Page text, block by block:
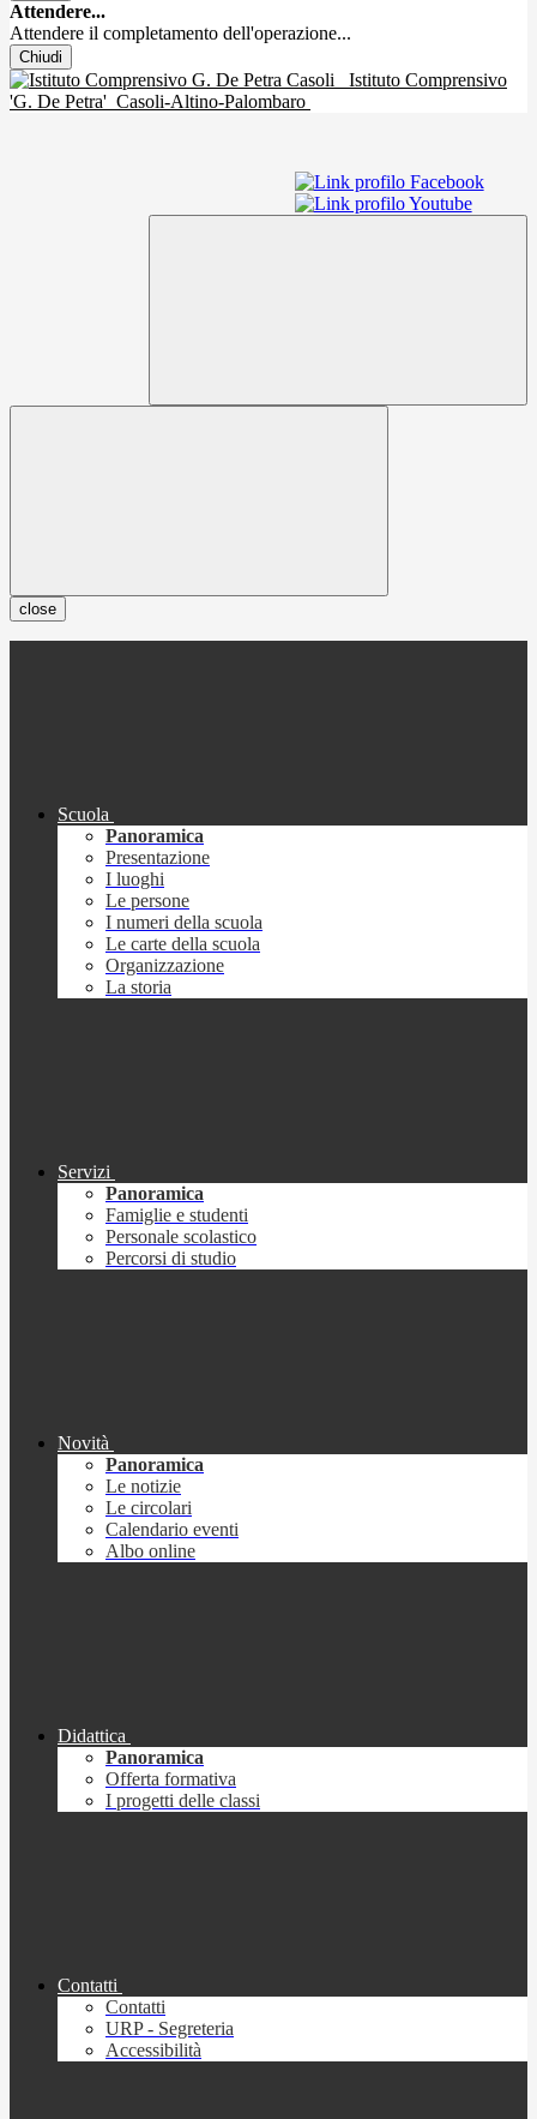
Attendere...
Attendere il completamento dell'operazione...
Chiudi
Istituto Comprensivo
'G. De Petra' Casoli-Altino-Palombaro
close
Scuola
Panoramica
Presentazione
I luoghi
Le persone
I numeri della scuola
Le carte della scuola
Organizzazione
La storia
Servizi
Panoramica
Famiglie e studenti
Personale scolastico
Percorsi di studio
Novità
Panoramica
Le notizie
Le circolari
Calendario eventi
Albo online
Didattica
Panoramica
Offerta formativa
I progetti delle classi
Contatti
Contatti
URP - Segreteria
Accessibilità